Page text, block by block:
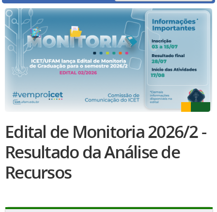
Edital de Monitoria 2026/2 -
Resultado da Análise de
Recursos